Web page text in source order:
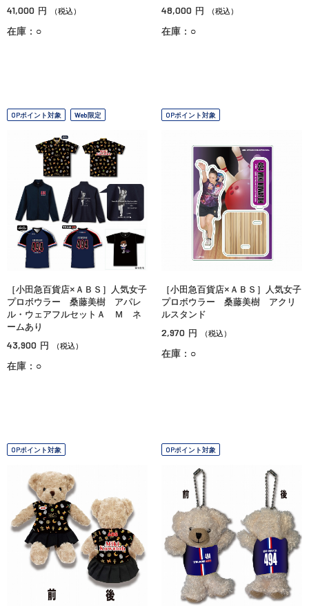
41,000 円 （税込）
在庫：○
48,000 円 （税込）
在庫：○
OPポイント対象 Web限定
［小田急百貨店×ＡＢＳ］人気女子
プロボウラー 桑藤美樹 アパレ
ル・ウェアフルセットＡ Ｍ ネ
ームあり
43,900 円 （税込）
在庫：○
OPポイント対象
［小田急百貨店×ＡＢＳ］人気女子
プロボウラー 桑藤美樹 アクリ
ルスタンド
2,970 円 （税込）
在庫：○
OPポイント対象 OPポイント対象